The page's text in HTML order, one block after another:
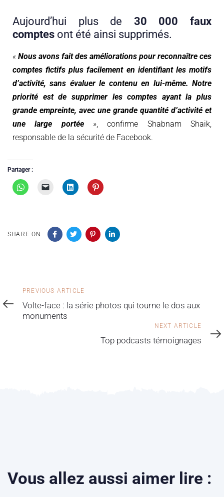
Aujourd’hui plus de 30 000 faux
comptes ont été ainsi supprimés.
« Nous avons fait des améliorations pour reconnaître ces
comptes fictifs plus facilement en identifiant les motifs
d’activité, sans évaluer le contenu en lui-même. Notre
priorité est de supprimer les comptes ayant la plus
grande empreinte, avec une grande quantité d’activité et
une large portée», confirme Shabnam Shaik,
responsable de la sécurité de Facebook.
Partager :
SHARE ON
PREVIOUS ARTICLE
Volte-face : la série photos qui tourne le dos aux
monuments
NEXT ARTICLE
Top podcasts témoignages
Vous allez aussi aimer lire :